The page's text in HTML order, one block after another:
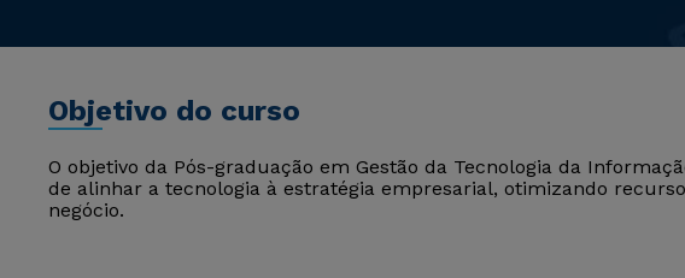
Objetivo do curso
O objetivo da Pós-graduação em Gestão da Tecnologia da
de alinhar a tecnologia à estratégia empresarial, otimizando
negócio.